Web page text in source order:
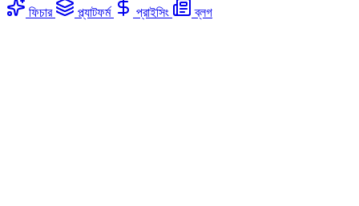
ফিচার প্ল্যাটফর্ম প্রাইসিং ব্লগ